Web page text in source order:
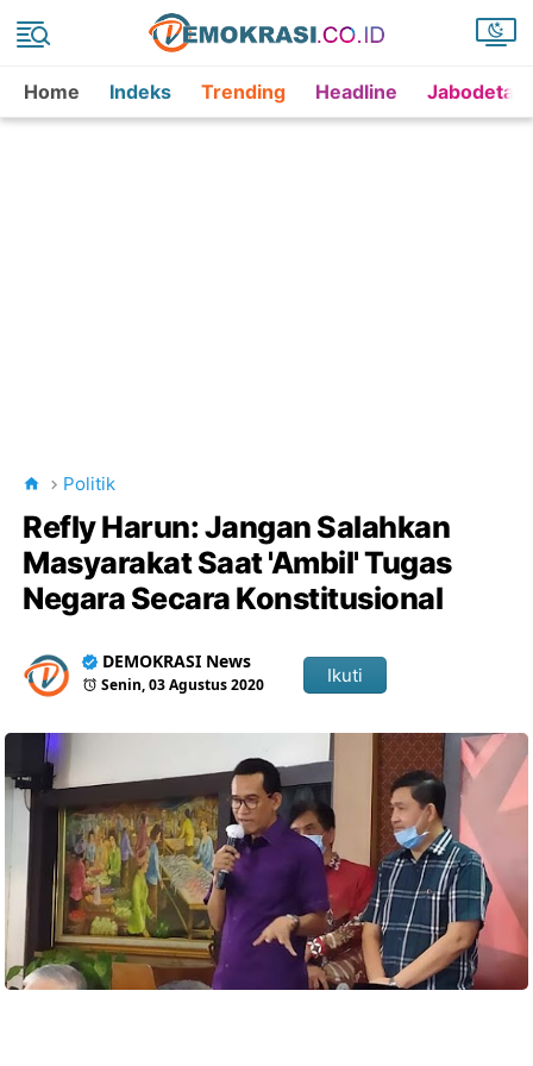
Home Indeks Trending Headline
Politik
Refly Harun: Jangan Salahkan
Masyarakat Saat 'Ambil' Tugas
Negara Secara Konstitusional
DEMOKRASI News
Senin, 03 Agustus 2020 Ikuti